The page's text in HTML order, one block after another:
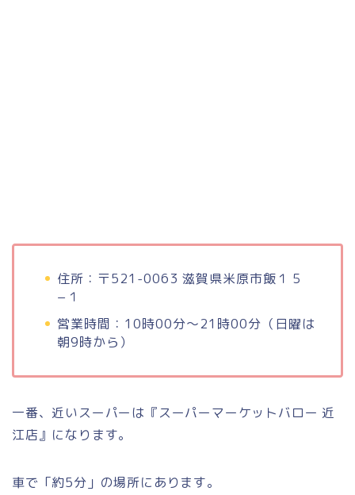
住所：〒521-0063 滋賀県米原市飯１５
−１
営業時間：10時00分～21時00分（日曜は
朝9時から）
一番、近いスーパーは『スーパーマーケットバロー 近
江店』になります。
車で「約5分」の場所にあります。